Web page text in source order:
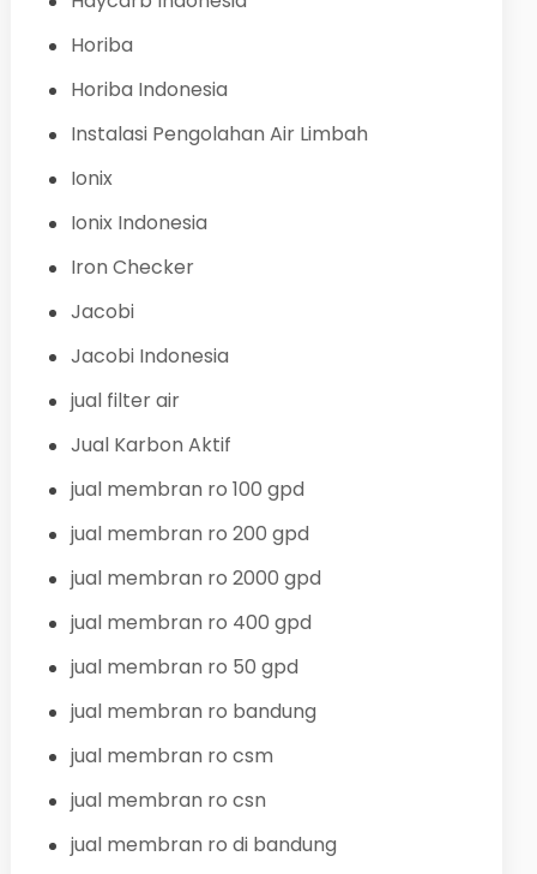
Horiba
Horiba Indonesia
Instalasi Pengolahan Air Limbah
Ionix
Ionix Indonesia
Iron Checker
Jacobi
Jacobi Indonesia
jual filter air
Jual Karbon Aktif
jual membran ro 100 gpd
jual membran ro 200 gpd
jual membran ro 2000 gpd
jual membran ro 400 gpd
jual membran ro 50 gpd
jual membran ro bandung
jual membran ro csm
jual membran ro csn
jual membran ro di bandung